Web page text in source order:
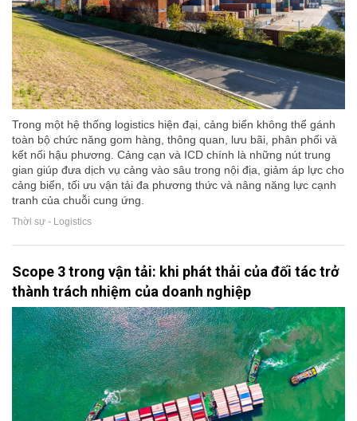
Trong một hệ thống logistics hiện đại, cảng biển không thể gánh
toàn bộ chức năng gom hàng, thông quan, lưu bãi, phân phối và
kết nối hậu phương. Cảng cạn và ICD chính là những nút trung
gian giúp đưa dịch vụ cảng vào sâu trong nội địa, giảm áp lực cho
cảng biển, tối ưu vận tải đa phương thức và nâng năng lực cạnh
tranh của chuỗi cung ứng.
Thời sự - Logistics
Scope 3 trong vận tải: khi phát thải của đối tác trở
thành trách nhiệm của doanh nghiệp